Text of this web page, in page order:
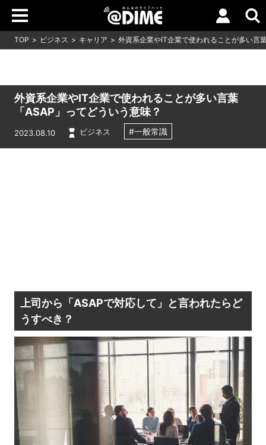
TOP ビジネス キャリア 外資系企業やIT企業で使われることが多い言
外資系企業やIT企業で使われることが多い言葉
「ASAP」ってどういう意味？
2023.08.10 ビジネス #一般常識
上司から「ASAPで対応して」と言われたらど
うすべき？